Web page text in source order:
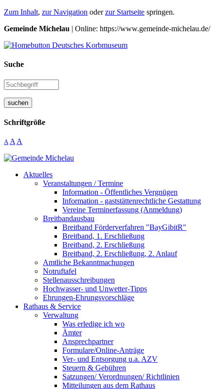
Zum Inhalt, zur Navigation oderzur Startseite springen.
Gemeinde Michelau | Online: https://www.gemeinde-michelau.de/
Suche
suchen
Schriftgröße
A A A
Aktuelles
Veranstaltungen / Termine
Information - Öffentliches Vergnügen
Information - gaststättenrechtliche Gestattung
Vereine Terminerfassung (Anmeldung)
Breitbandausbau
Breitband Förderverfahren "BayGibitR"
Breitband, 1. Erschließung
Breitband, 2. Erschließung
Breitband, 2. Erschließung, 2. Anlauf
Amtliche Bekanntmachungen
Notruftafel
Stellenausschreibungen
Hochwasser- und Unwetter-Tipps
Ehrungen-Ehrungsvorschläge
Rathaus & Service
Verwaltung
Was erledige ich wo
Ämter
Ansprechpartner
Formulare/Online-Anträge
Ver- und Entsorgung u.a. AZV
Steuern & Gebühren
Satzungen/ Verordnungen/ Richtlinien
Mitteilungen aus dem Rathaus